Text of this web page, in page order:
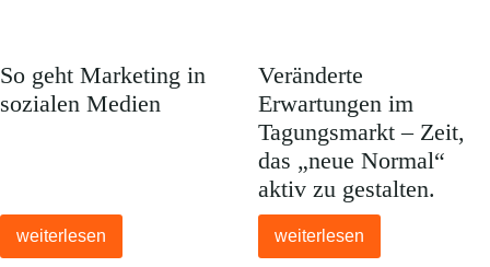
So geht Marketing in
sozialen Medien
weiterlesen
Veränderte
Erwartungen im
Tagungsmarkt – Zeit,
das „neue Normal“
aktiv zu gestalten.
weiterlesen